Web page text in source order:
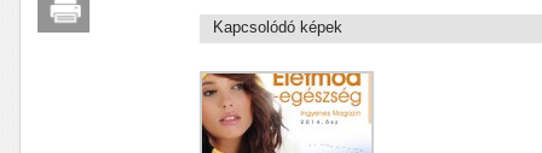
Kapcsolódó képek